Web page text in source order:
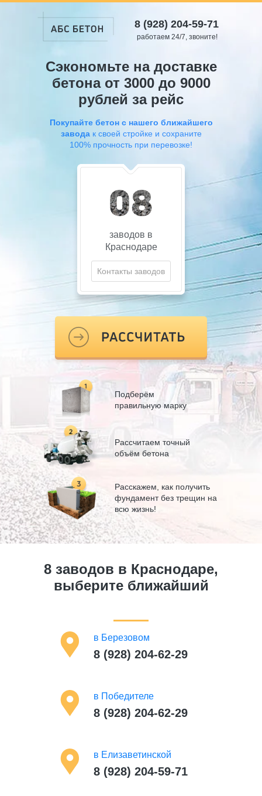
Сэкономьте на доставке
бетона от 3000 до 9000
рублей за рейс
Покупайте бетон с нашего ближайшего
заводак своей стройке и сохраните
100% прочность при перевозке!
8 (928) 204-59-71
работаем 24/7, звоните!
заводов в
Краснодаре
Контакты заводов
Подберём
правильную марку
Рассчитаем точный
объём бетона
Расскажем, как получить
фундамент без трещин на
всю жизнь!
8 заводов в Краснодаре,
выберите ближайший
на Олимпийской
8 (999) 130-99-62
8 (999) 130-99-62
в Алексеевке
в Березовом
8 (928) 204-62-29
в Елизаветинской
8 (928) 204-59-71
в Победителе
8 (928) 204-62-29